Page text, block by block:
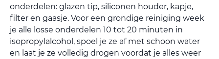
onderdelen: glazen tip, siliconen houder, kapje,
filter en gaasje. Voor een grondige reiniging week
je alle losse onderdelen 10 tot 20 minuten in
isopropylalcohol, spoel je ze af met schoon water
en laat je ze volledig drogen voordat je alles weer